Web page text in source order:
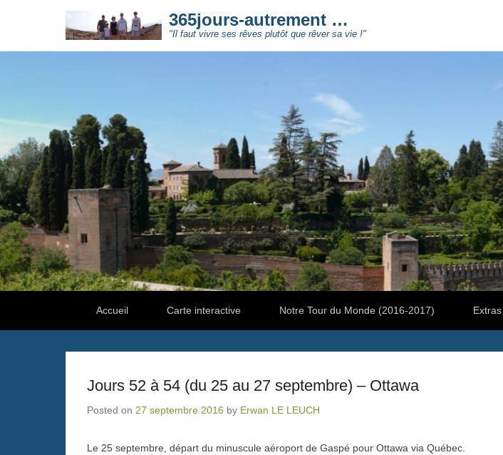
365jours-autrement …
"Il faut vivre ses rêves plutôt que rêver sa vie !"
Accueil
Carte interactive Notre Tour du Monde (2016-2017)
Jours 52 à 54 (du 25 au 27 septembre) – Ottawa
Posted on 27 septembre 2016 by Erwan LE LEUCH
Le 25 septembre, départ du minuscule aéroport de Gaspé pour Ottawa via Québec.